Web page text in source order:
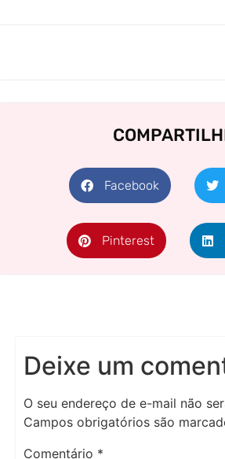
Facebook
Pinterest
Deixe um
O seu endereço de e-mail não
Campos obrigatórios são
Comentário *